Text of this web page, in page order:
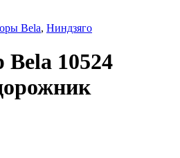
Bela, Ниндзяго
Bela 10524